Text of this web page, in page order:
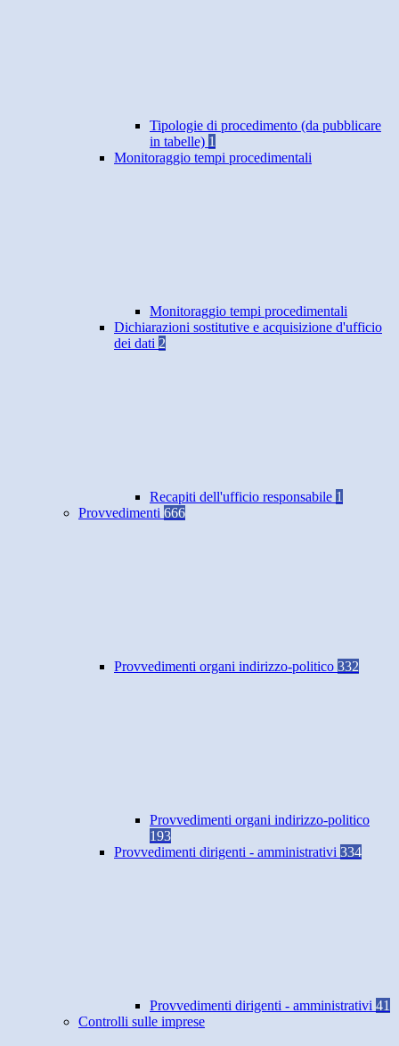
Tipologie di procedimento (da pubblicare
in tabelle) 1
Monitoraggio tempi procedimentali
Monitoraggio tempi procedimentali
Dichiarazioni sostitutive e acquisizione d'ufficio
dei dati 2
Recapiti dell'ufficio responsabile 1
Provvedimenti 666
Provvedimenti organi indirizzo-politico 332
Provvedimenti organi indirizzo-politico
193
Provvedimenti dirigenti - amministrativi 334
Provvedimenti dirigenti - amministrativi 41
Controlli sulle imprese